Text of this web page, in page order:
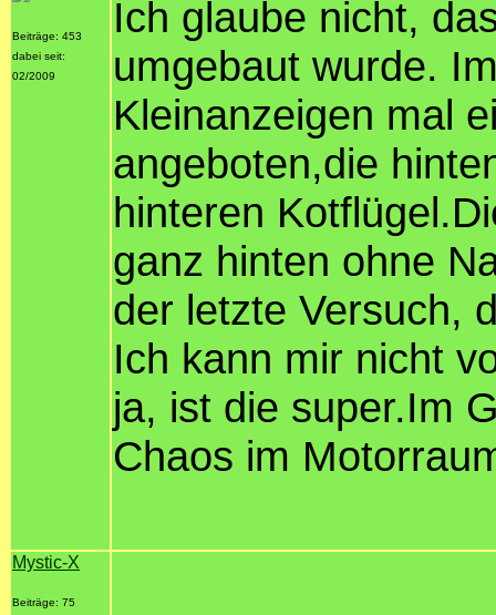
Beiträge: 453
dabei seit:
02/2009
Ich glaube nicht,
umgebaut wurde.
Kleinanzeigen mal
angeboten,die
hinteren
ganz hinten ohne
der letzte Versuch,
Ich kann mir nicht
ja, ist die super.Im
Chaos im
Mystic-X
Beiträge: 75